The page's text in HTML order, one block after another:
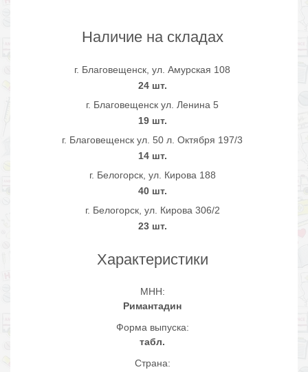
Наличие на складах
г. Благовещенск, ул. Амурская 108
24 шт.
г. Благовещенск ул. Ленина 5
19 шт.
г. Благовещенск ул. 50 л. Октября 197/3
14 шт.
г. Белогорск, ул. Кирова 188
40 шт.
г. Белогорск, ул. Кирова 306/2
23 шт.
Характеристики
МНН:
Римантадин
Форма выпуска:
табл.
Страна: